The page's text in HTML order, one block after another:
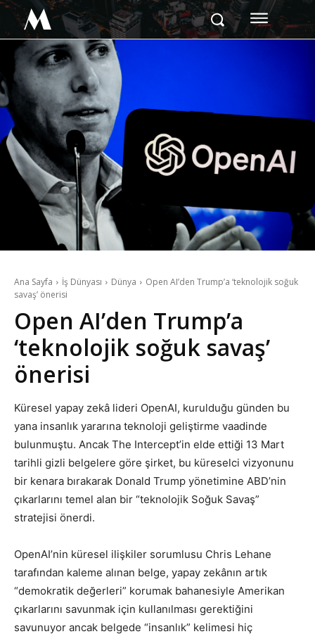
M
Ana Sayfa İş Dünyası Dünya
Open AI’den Trump’a ‘teknolojik soğuk
savaş’ önerisi
Open AI’den Trump’a
‘teknolojik soğuk savaş’
önerisi
Küresel yapay zekâ lideri OpenAI, kurulduğu günden bu
yana insanlık yararına teknoloji geliştirme vaadinde
bulunmuştu. Ancak The Intercept’in elde ettiği 13 Mart
tarihli gizli belgelere göre şirket, bu küreselci vizyonunu
bir kenara bırakarak Donald Trump yönetimine ABD’nin
çıkarlarını temel alan bir “teknolojik Soğuk Savaş”
stratejisi önerdi.
OpenAI’nin küresel ilişkiler sorumlusu Chris Lehane
tarafından kaleme alınan belge, yapay zekânın artık
“demokratik değerleri” korumak bahanesiyle Amerikan
çıkarlarını savunmak için kullanılması gerektiğini
savunuyor ancak belgede “insanlık” kelimesi hiç